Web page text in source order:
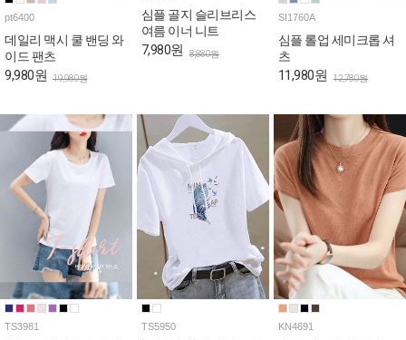
pt6400
데일리 맥시 쿨 밴딩 와
이드 팬츠
9,980원 19,980원
심플 골지 슬리브리스
여름 이너 니트
7,980원 8,880원
SI1760A
심플 롤업 세미크롭 셔
츠
11,980원 12,780원
TS3981 TS5950 KN4691